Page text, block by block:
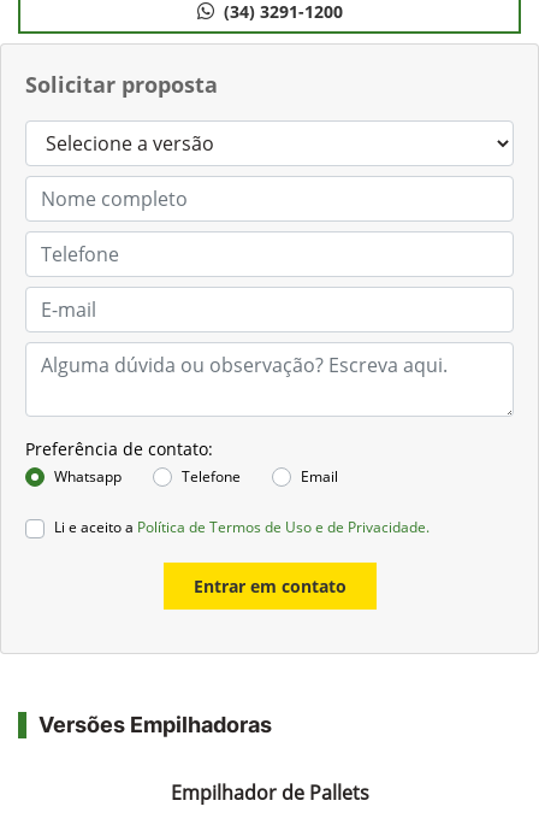
Solicitar proposta
Preferência de contato:
Whatsapp Telefone Email
Li e aceito a Política de Termos de Uso e de Privacidade.
Entrar em contato
(34) 3291-1200
Versões Empilhadoras
Empilhador de Pallets